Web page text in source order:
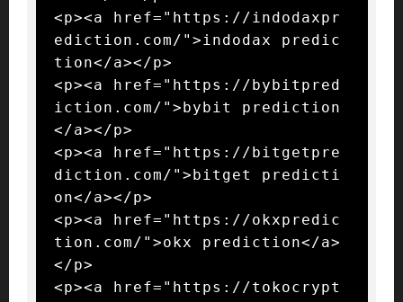
<p><a href="https://indodaxpr
ediction.com/">indodax predic
tion</a></p>
<p><a href="https://bybitpred
iction.com/">bybit prediction
</a></p>
<p><a href="https://bitgetpre
diction.com/">bitget predicti
on</a></p>
<p><a href="https://okxpredic
tion.com/">okx prediction</a>
</p>
<p><a href="https://tokocrypt